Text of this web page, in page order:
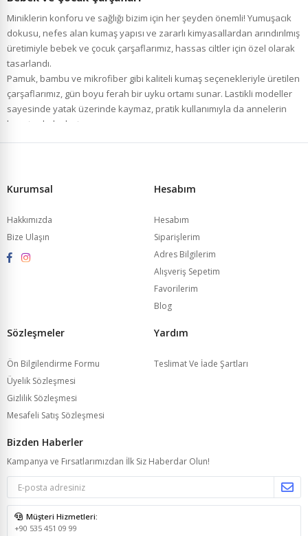
Miniklerin konforu ve sağlığı bizim için her şeyden önemli! Yumuşacık
dokusu, nefes alan kumaş yapısı ve zararlı kimyasallardan arındırılmış
üretimiyle bebek ve çocuk çarşaflarımız, hassas ciltler için özel olarak
tasarlandı.
Pamuk, bambu ve mikrofiber gibi kaliteli kumaş seçenekleriyle üretilen
çarşaflarımız, gün boyu ferah bir uyku ortamı sunar. Lastikli modeller
sayesinde yatak üzerinde kaymaz, pratik kullanımıyla da annelerin
hayatını kolaylaştırır.
💫Gasel Home
güvencesiyle kaliteli, sağlıklı ve şık çarşaf modellerini
Kurumsal
Hakkımızda
Bize Ulaşın
Hesabım
Hesabım
Siparişlerim
Adres Bilgilerim
Alışveriş Sepetim
Favorilerim
Blog
Sözleşmeler
Ön Bilgilendirme Formu
Üyelik Sözleşmesi
Gizlilik Sözleşmesi
Mesafeli Satış Sözleşmesi
Yardım
Teslimat Ve İade Şartları
Bizden Haberler
Kampanya ve Fırsatlarımızdan İlk Siz Haberdar Olun!
Müşteri Hizmetleri:
+90 535 451 09 99